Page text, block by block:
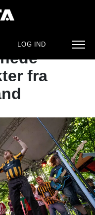
LOG IND
fra